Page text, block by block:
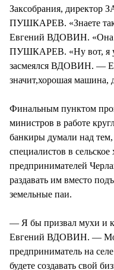
Заксобрания, директор
ПУШКАРЕВ. «Знаете
Евгений ВДОВИН. «Она
ПУШКАРЕВ. «Ну вот, я
засмеялся ВДОВИН. —
значит,хорошая машина,
Финальным пунктом
министров в работе
банкиры думали над
специалистов в
предпринимателей
раздавать им вместо
земельные паи.
— Я бы призвал мухи и
Евгений ВДОВИН. —
предприниматель на
будете создавать свой